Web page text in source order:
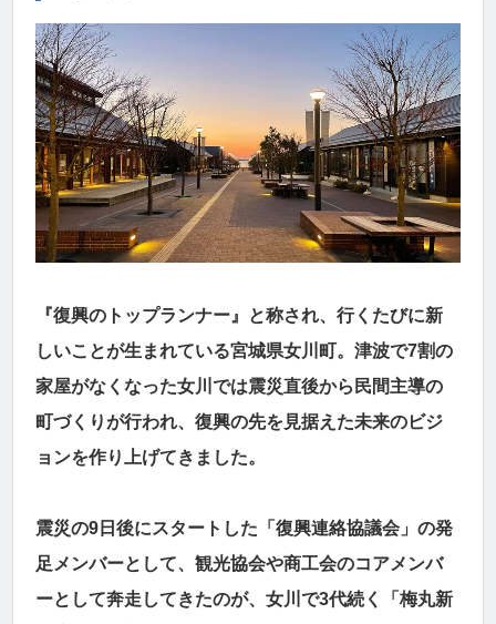
『復興のトップランナー』と称され、行くたびに新
しいことが生まれている宮城県女川町。津波で7割の
家屋がなくなった女川では震災直後から民間主導の
町づくりが行われ、復興の先を見据えた未来のビジ
ョンを作り上げてきました。
震災の9日後にスタートした「復興連絡協議会」の発
足メンバーとして、観光協会や商工会のコアメンバ
ーとして奔走してきたのが、女川で3代続く「梅丸新